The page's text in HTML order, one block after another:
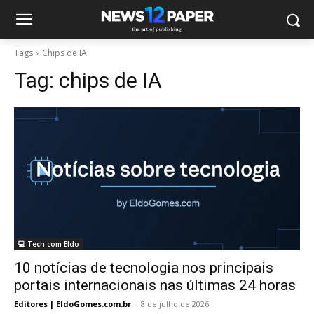
Tags Chips de IA
Tag: chips de IA
💻 Tech com Eldo
10 notícias de tecnologia nos principais
portais internacionais nas últimas 24 horas
Editores | EldoGomes.com.br - 8 de julho de 2026